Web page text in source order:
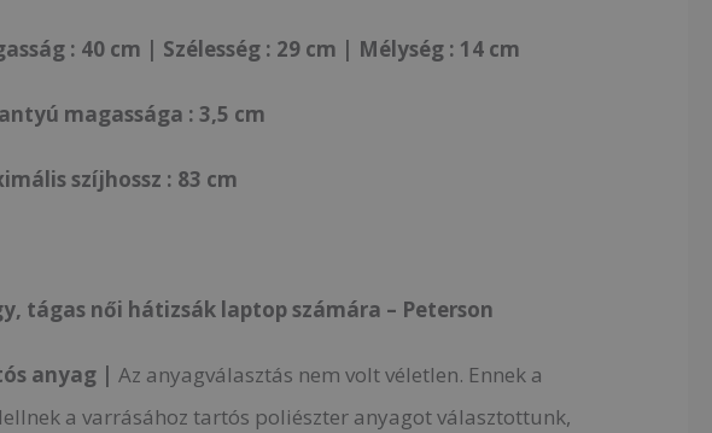
: 40 cm | Szélesség : 29 cm | Mélység : 14 cm
magassága : 3,5 cm
szíjhossz : 83 cm
tágas női hátizsák laptop számára – Peterson
anyag |Az anyagválasztás nem volt véletlen. Ennek a
a varrásához tartós poliészter anyagot választottunk,